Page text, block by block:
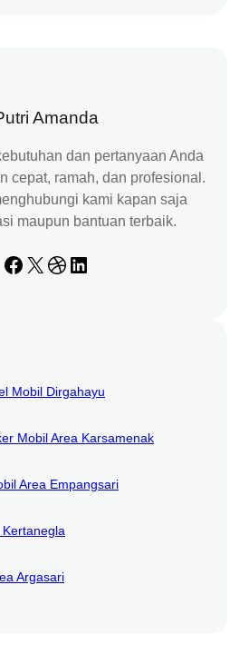
Amanda
dan pertanyaan Anda
cepat, ramah, dan profesional.
kami kapan saja
maupun bantuan terbaik.
Facebook X Dribbble LinkedIn
Mobil Dirgahayu
Mobil Area Karsamenak
Area Empangsari
Argasari